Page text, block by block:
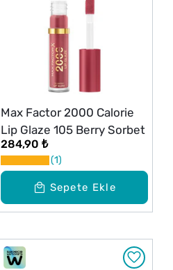
Sepete Ekle
Max Factor 2000 Calorie
Lip Glaze 105 Berry Sorbet
284,90 ₺
1